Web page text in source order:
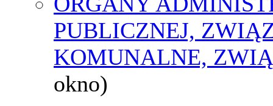
PUBLICZNEJ,
KOMUNALNE,
okno)